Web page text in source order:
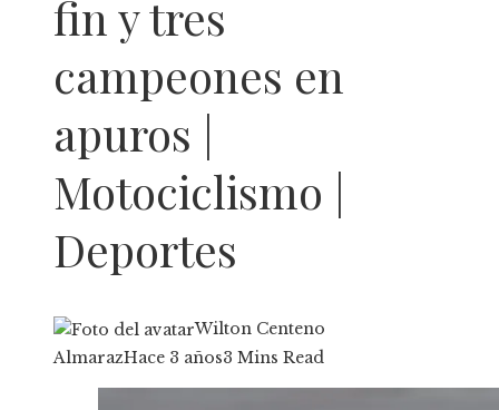
fin y tres
campeones en
apuros |
Motociclismo |
Deportes
Wilton Centeno
AlmarazHace 3 años3 Mins Read